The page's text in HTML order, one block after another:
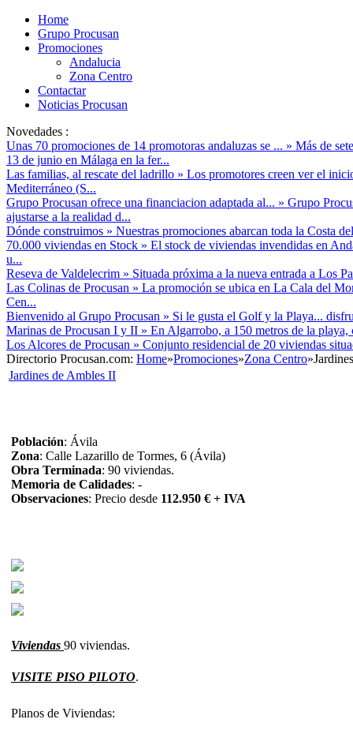
Home
Grupo Procusan
Promociones
Andalucia
Zona Centro
Contactar
Noticias Procusan
Novedades :
Unas 70 promociones de 14 promotoras andaluzas se ... » Más de
13 de junio en Málaga en la fer...
Las familias, al rescate del ladrillo » Los promotores creen ver el
Mediterráneo (S...
Grupo Procusan ofrece una financiacion adaptada al... » Grupo
ajustarse a la realidad d...
Dónde construimos » Nuestras promociones abarcan toda la Costa
70.000 viviendas en Stock » El stock de viviendas invendidas en
u...
Reseva de Valdelecrim » Situada próxima a la nueva entrada a Los
Las Colinas de Procusan » La promoción se ubica en La Cala del
Cen...
Bienvenido al Grupo Procusan » Si le gusta el Golf y la Playa...
Marinas de Procusan I y II » En Algarrobo, a 150 metros de la
Los Alcores de Procusan » Conjunto residencial de 20 viviendas
Directorio Procusan.com: Home»Promociones»Zona Centro»
Jardines de Ambles II
Población: Ávila
Zona: Calle Lazarillo de Tormes, 6 (Ávila)
Obra Terminada: 90 viviendas.
Memoria de Calidades: -
Observaciones: Precio desde 112.950 € + IVA
Viviendas 90 viviendas.
VISITE PISO PILOTO.
Planos de Viviendas: